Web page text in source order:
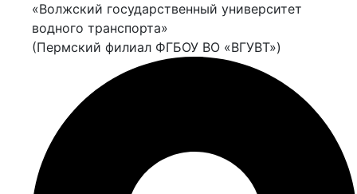
«Волжский государственный университет
водного транспорта»
(Пермский филиал ФГБОУ ВО «ВГУВТ»)